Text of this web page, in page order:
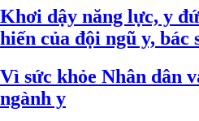
Khơi dậy năng lực, y
hiến của đội ngũ y, bác
Vì sức khỏe Nhân dân
ngành y